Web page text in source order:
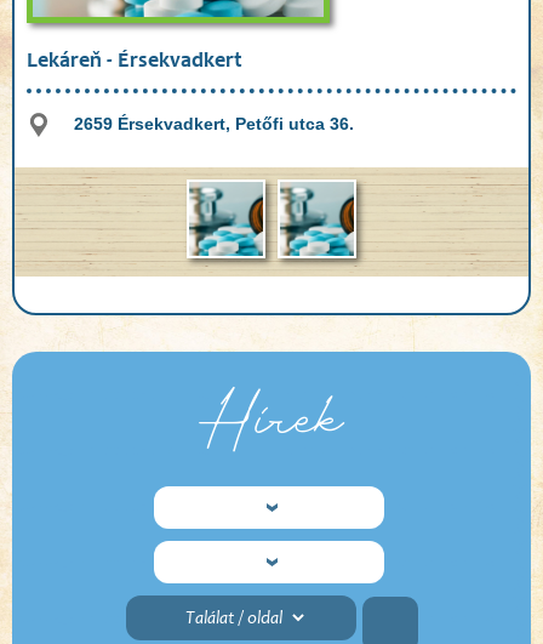
Lekáreň - Érsekvadkert
2659 Érsekvadkert, Petőfi utca 36.
Hírek